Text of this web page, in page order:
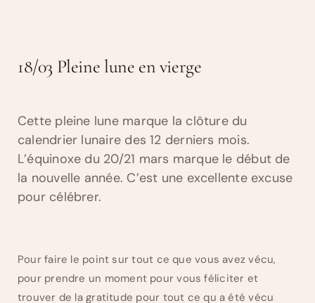
18/03 Pleine lune en vierge
Cette pleine lune marque la clôture du
calendrier lunaire des 12 derniers mois.
L’équinoxe du 20/21 mars marque le début de
la nouvelle année. C’est une excellente excuse
pour célébrer.
Pour faire le point sur tout ce que vous avez vécu,
pour prendre un moment pour vous féliciter et
trouver de la gratitude pour tout ce qu a été vécu